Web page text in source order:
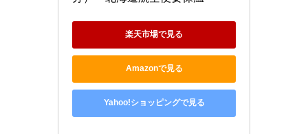
楽天市場で見る
Amazonで見る
Yahoo!ショッピングで見る